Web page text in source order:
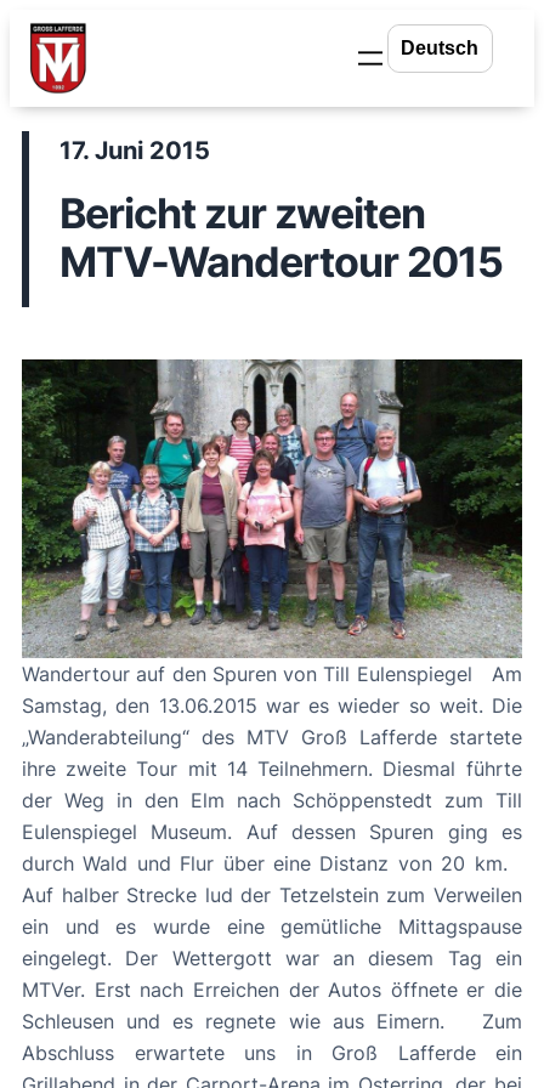
Zum
Inhalt
springen
17. Juni 2015
Bericht zur zweiten
MTV-Wandertour 2015
Wandertour auf den Spuren von Till Eulenspiegel Am
Samstag, den 13.06.2015 war es wieder so weit. Die
„Wanderabteilung“ des MTV Groß Lafferde startete
ihre zweite Tour mit 14 Teilnehmern. Diesmal führte
der Weg in den Elm nach Schöppenstedt zum Till
Eulenspiegel Museum. Auf dessen Spuren ging es
durch Wald und Flur über eine Distanz von 20 km.
Auf halber Strecke lud der Tetzelstein zum Verweilen
ein und es wurde eine gemütliche Mittagspause
eingelegt. Der Wettergott war an diesem Tag ein
MTVer. Erst nach Erreichen der Autos öffnete er die
Schleusen und es regnete wie aus Eimern. Zum
Abschluss erwartete uns in Groß Lafferde ein